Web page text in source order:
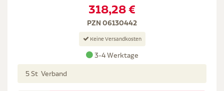
318,28 €
PZN 06130442
Keine Versandkosten
3-4 Werktage
5 St Verband